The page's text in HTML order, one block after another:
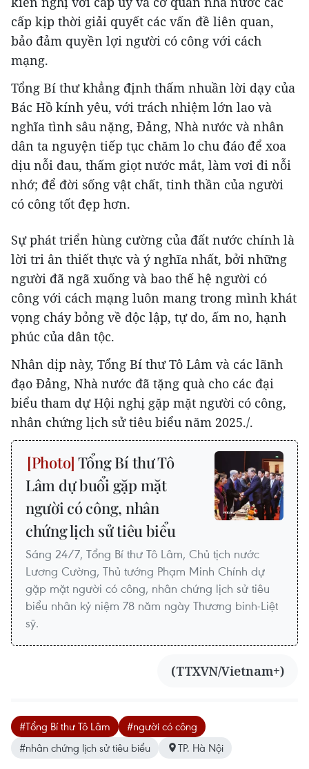
cấp kịp thời giải quyết các vấn đề liên quan,
bảo đảm quyền lợi người có công với cách
mạng.
Tổng Bí thư khẳng định thấm nhuần lời dạy của
Bác Hồ kính yêu, với trách nhiệm lớn lao và
nghĩa tình sâu nặng, Đảng, Nhà nước và nhân
dân ta nguyện tiếp tục chăm lo chu đáo để xoa
dịu nỗi đau, thấm giọt nước mắt, làm vơi đi nỗi
nhớ; để đời sống vật chất, tinh thần của người
có công tốt đẹp hơn.
Sự phát triển hùng cường của đất nước chính là
lời tri ân thiết thực và ý nghĩa nhất, bởi những
người đã ngã xuống và bao thế hệ người có
công với cách mạng luôn mang trong mình khát
vọng cháy bỏng về độc lập, tự do, ấm no, hạnh
phúc của dân tộc.
Nhân dịp này, Tổng Bí thư Tô Lâm và các lãnh
đạo Đảng, Nhà nước đã tặng quà cho các đại
biểu tham dự Hội nghị gặp mặt người có công,
nhân chứng lịch sử tiêu biểu năm 2025./.
Tổng Bí thư Tô
Lâm dự buổi gặp mặt
người có công, nhân
chứng lịch sử tiêu biểu
Sáng 24/7, Tổng Bí thư Tô Lâm, Chủ tịch nước
Lương Cường, Thủ tướng Phạm Minh Chính dự
gặp mặt người có công, nhân chứng lịch sử tiêu
biểu nhân kỷ niệm 78 năm ngày Thương binh-Liệt
sỹ.
(TTXVN/Vietnam+)
#Tổng Bí thư Tô Lâm
#người có công
#nhân chứng lịch sử tiêu biểu
TP. Hà Nội